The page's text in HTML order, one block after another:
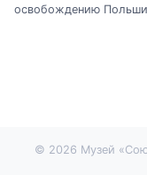
освобождению
© 2026 Музей